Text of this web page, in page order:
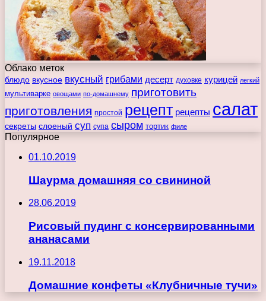
Облако меток
блюдо вкусное вкусный грибами десерт духовке курицей легкий
мультиварке овощами по-домашнему приготовить
приготовления простой рецепт рецепты салат
секреты слоеный суп супа сыром тортик филе
Популярное
01.10.2019
Шаурма домашняя со свининой
28.06.2019
Рисовый пудинг с консервированными
ананасами
19.11.2018
Домашние конфеты «Клубничные тучи»